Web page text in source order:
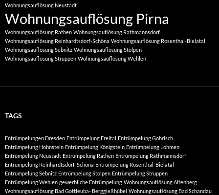
Wohnungsauflösung Neustadt
Wohnungsauflösung Pirna
Wohnungsauflösung Rathen Wohnungsauflösung Rathmannsdorf
Wohnungsauflösung Reinhardtsdorf-Schöna Wohnungsauflösung Rosenthal-Bielatal
Wohnungsauflösung Sebnitz Wohnungsauflösung Stolpen
Wohnungsauflösung Struppen Wohnungsauflösung Wehlen
TAGS
Entrümpelungen Dresden Entrümpelung Freital Entrümpelung Gohrisch
Entrümpelung Hohnstein Entrümpelung Königstein Entrümpelung Lohmen
Entrümpelung Neustadt Entrümpelung Rathen Entrümpelung Rathmannsdorf
Entrümpelung Reinhardtsdorf-Schöna Entrümpelung Rosenthal-Bielatal
Entrümpelung Sebnitz Entrümpelung Stolpen Entrümpelung Struppen
Entrümpelung Wehlen gewerbliche Entrümpelung Wohnungsauflösung Altenberg
Wohnungsauflösung Bad Gottleuba- Berggießhübel Wohnungsauflösung Bad Schandau